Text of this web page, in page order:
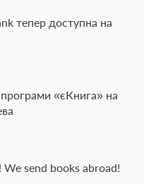
тепер доступна на
«єКнига» на
send books abroad!